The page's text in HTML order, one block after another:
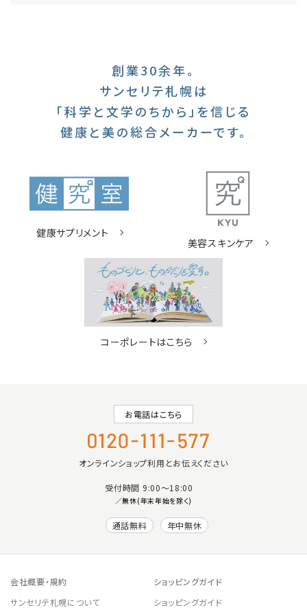
創業30余年。
サンセリテ札幌は
「科学と文学のちから」を信じる
健康と美の総合メーカーです。
健康サプリメント
美容スキンケア
コーポレートはこちら
お電話はこちら
オンラインショップ利用とお伝えください
受付時間 9:00〜18:00
／無休(年末年始を除く)
通話無料 年中無休
会社概要・規約
サンセリテ札幌について
ショッピングガイド
ショッピングガイド